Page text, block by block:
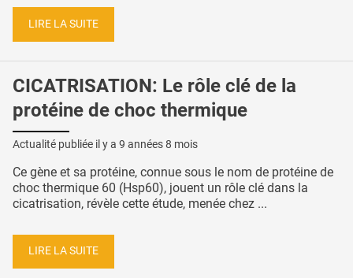
LIRE LA SUITE
CICATRISATION: Le rôle clé de la
protéine de choc thermique
Actualité publiée il y a 9 années 8 mois
Ce gène et sa protéine, connue sous le nom de protéine de
choc thermique 60 (Hsp60), jouent un rôle clé dans la
cicatrisation, révèle cette étude, menée chez ...
LIRE LA SUITE